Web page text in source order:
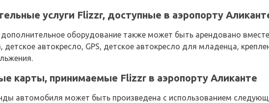
услуги Flizzr, доступные в аэропорту
оборудование также может быть арендовано
детское автокресло, GPS, детское автокресло для младенца,
карты, принимаемые Flizzr в аэропорту Аликанте
автомобиля может быть произведена с использованием